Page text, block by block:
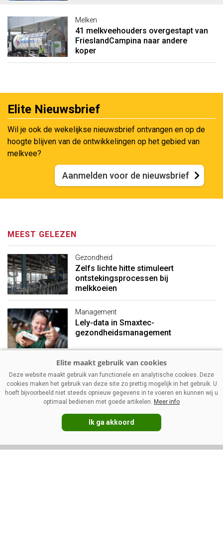
Melken
41 melkveehouders overgestapt van
FrieslandCampina naar andere
koper
Elite Nieuwsbrief
Wil je ook de wekelijkse nieuwsbrief ontvangen en op de
hoogte blijven van de ontwikkelingen op het gebied van
melkvee?
Aanmelden voor de nieuwsbrief
MEEST GELEZEN
Gezondheid
Zelfs lichte hitte stimuleert
ontstekingsprocessen bij
melkkoeien
Management
Lely-data in Smaxtec-
gezondheidsmanagement
Management
Mager melkpoeder: stevigere
prijzen ondanks vakantietijd
Deze website maakt gebruik van functionele en analytische cookies. Deze
cookies maken het gebruik van deze site zo prettig mogelijk in het gebruik. U
hoeft bijvoorbeeld niet steeds opnieuw gegevens in te voeren en kunnen wij u
optimaal bedienen met goede artikelen. Meer info
Ik ga akkoord